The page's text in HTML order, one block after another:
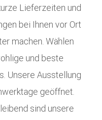
Lieferzeiten und
bei Ihnen vor Ort
machen. Wählen
und beste
Unsere Ausstellung
geöffnet.
sind unsere